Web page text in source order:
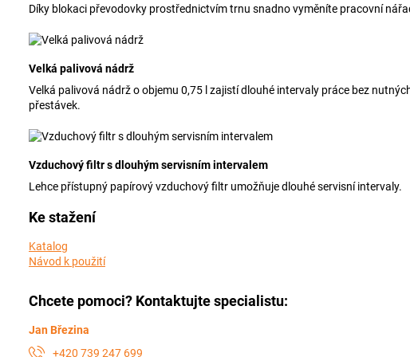
Díky blokaci převodovky prostřednictvím trnu snadno vyměníte pracovní
Velká palivová nádrž
Velká palivová nádrž o objemu 0,75 l zajistí dlouhé intervaly práce bez
přestávek.
Vzduchový filtr s dlouhým servisním intervalem
Lehce přístupný papírový vzduchový filtr umožňuje dlouhé servisní intervaly.
Ke stažení
Katalog
Návod k použití
Chcete pomoci? Kontaktujte specialistu:
Jan Březina
+420 739 247 699